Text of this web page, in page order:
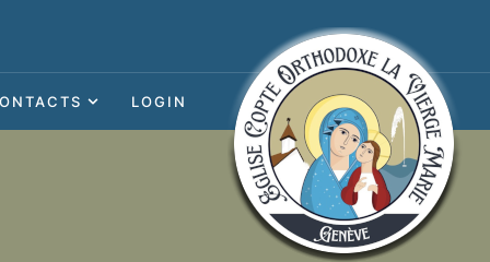
LOGIN